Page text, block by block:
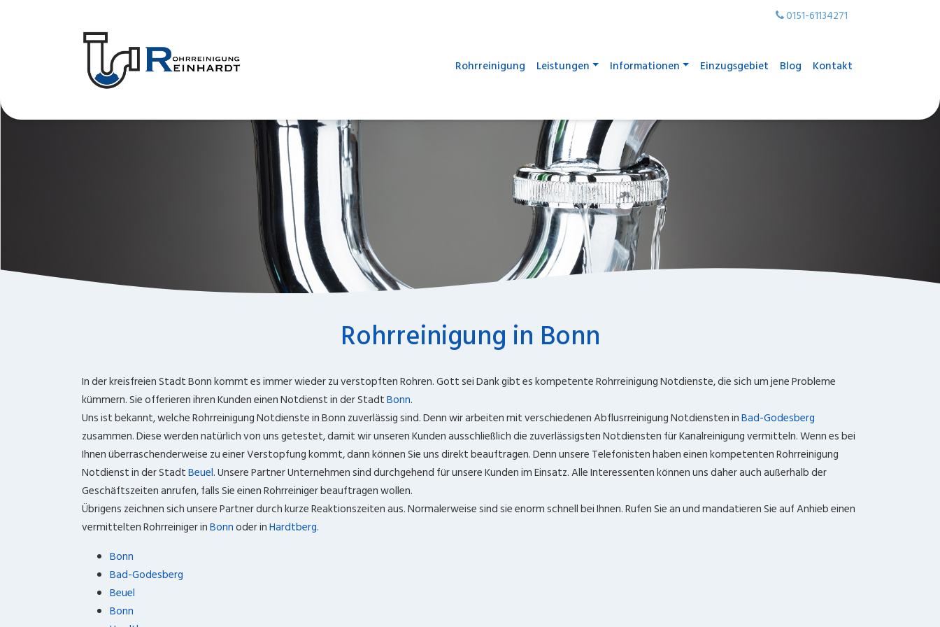
0151-61134271
Rohrreinigung Leistungen Informationen Einzugsgebiet Blog Kontakt
Rohrreinigung in Bonn
In der kreisfreien Stadt Bonn kommt es immer wieder zu verstopften Rohren. Gott sei Dank gibt es kompetente Rohrreinigung Notdienste, die sich um jene Probleme
kümmern. Sie offerieren ihren Kunden einen Notdienst in der StadtBonn.
Uns ist bekannt, welche Rohrreinigung Notdienste in Bonn zuverlässig sind. Denn wir arbeiten mit verschiedenen Abflusrreinigung Notdiensten inBad-Godesberg
zusammen. Diese werden natürlich von uns getestet, damit wir unseren Kunden ausschließlich die zuverlässigsten Notdiensten für Kanalreinigung vermitteln. Wenn es bei
Ihnen überraschenderweise zu einer Verstopfung kommt, dann können Sie uns direkt beauftragen. Denn unsere Telefonisten haben einen kompetenten Rohrreinigung
Notdienst in der StadtBeuel. Unsere Partner Unternehmen sind durchgehend für unsere Kunden im Einsatz. Alle Interessenten können uns daher auch außerhalb der
Geschäftszeiten anrufen, falls Sie einen Rohrreiniger beauftragen wollen.
Übrigens zeichnen sich unsere Partner durch kurze Reaktionszeiten aus. Normalerweise sind sie enorm schnell bei Ihnen. Rufen Sie an und mandatieren Sie auf Anhieb einen
vermittelten Rohrreiniger inBonnoder inHardtberg.
Bonn
Bad-Godesberg
Beuel
Bonn